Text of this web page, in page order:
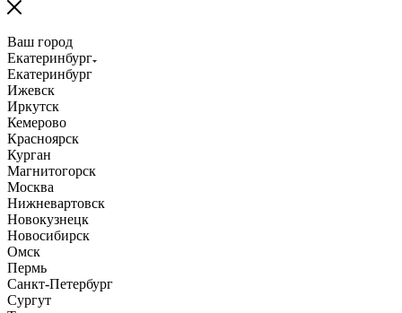
Ваш город
Екатеринбург
Екатеринбург
Ижевск
Иркутск
Кемерово
Красноярск
Курган
Магнитогорск
Москва
Нижневартовск
Новокузнецк
Новосибирск
Омск
Пермь
Санкт-Петербург
Сургут